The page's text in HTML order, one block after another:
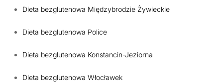
Dieta bezglutenowa Międzybrodzie Żywieckie
Dieta bezglutenowa Police
Dieta bezglutenowa Konstancin-Jeziorna
Dieta bezglutenowa Włocławek